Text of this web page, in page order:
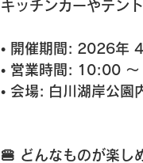
キッチンカーやテン
• 開催期間: 2026年 4
• 営業時間: 10:00
• 会場: 白川湖岸公園
🍔 どんなものが楽し